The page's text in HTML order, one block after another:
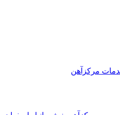
مرکزآهن